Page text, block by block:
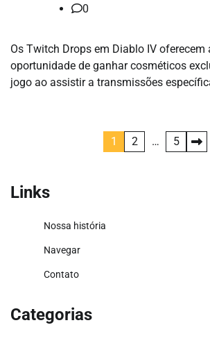
0
Os Twitch Drops em Diablo IV oferecem
oportunidade de ganhar cosméticos
jogo ao assistir a transmissões
1 2 … 5
Links
Nossa história
Navegar
Contato
Categorias